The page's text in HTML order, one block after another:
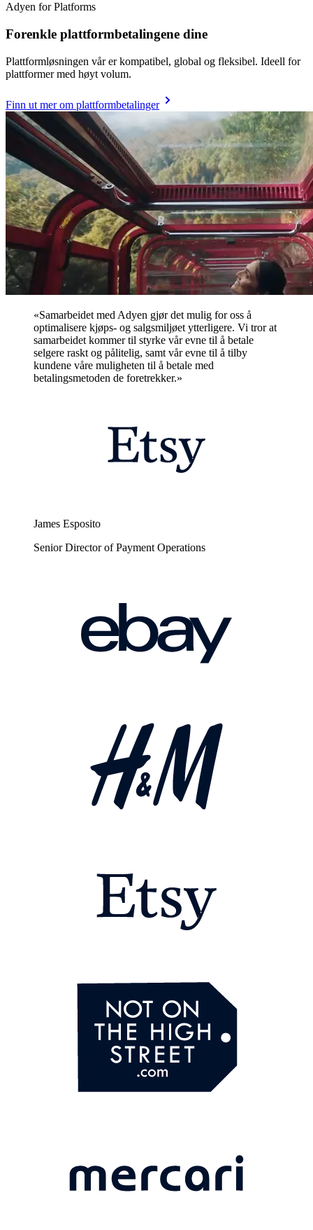
Adyen for Platforms
Forenkle plattformbetalingene dine
Plattformløsningen vår er kompatibel, global og fleksibel. Ideell for
plattformer med høyt volum.
Finn ut mer om plattformbetalinger
«Samarbeidet med Adyen gjør det mulig for oss å
optimalisere kjøps- og salgsmiljøet ytterligere. Vi tror at
samarbeidet kommer til styrke vår evne til å betale
selgere raskt og pålitelig, samt vår evne til å tilby
kundene våre muligheten til å betale med
betalingsmetoden de foretrekker.»
James Esposito
Senior Director of Payment Operations